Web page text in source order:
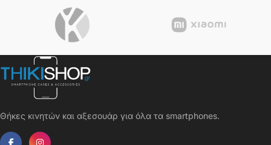
Θήκες κινητών και αξεσουάρ για όλα τα smartphones.